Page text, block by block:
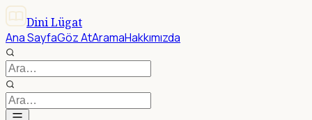
Dini Lügat
Ana SayfaGöz AtAramaHakkımızda